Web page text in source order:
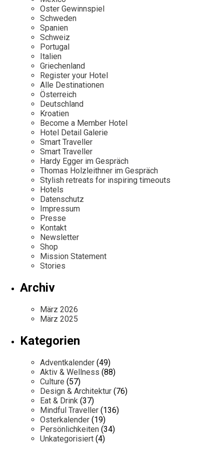
Mexico
Niederlande
Österreich
Portugal
Schweden
Spanien
Schweiz
Persönlichkeiten
Our Story
Career
Kontakt
Impressum
Oster Gewinnspiel
Schweden
Spanien
Schweiz
Portugal
Italien
Griechenland
Register your Hotel
Alle Destinationen
Österreich
Deutschland
Kroatien
Become a Member Hotel
Hotel Detail Galerie
Smart Traveller
Smart Traveller
Hardy Egger im Gespräch
Thomas Holzleithner im Gespräch
Stylish retreats for inspiring timeouts
Hotels
Datenschutz
Impressum
Presse
Kontakt
Newsletter
Shop
Mission Statement
Stories
Archiv
März 2026
März 2025
Kategorien
Adventkalender (49)
Aktiv & Wellness (88)
Culture (57)
Design & Architektur (76)
Eat & Drink (37)
Mindful Traveller (136)
Osterkalender (19)
Persönlichkeiten (34)
Unkategorisiert (4)